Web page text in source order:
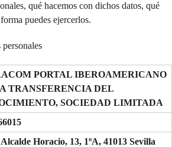
qué hacemos con dichos datos, qué
puedes ejercerlos.
personales
PORTAL IBEROAMERICANO
TRANSFERENCIA DEL
SOCIEDAD LIMITADA
Horacio, 13, 1ºA, 41013 Sevilla